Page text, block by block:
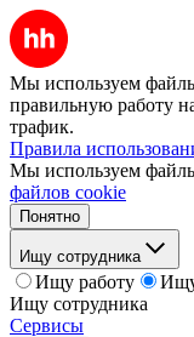
Мы используем
правильную работу
трафик.
Правила
Мы используем
файлов cookie
Понятно
Ищу сотрудника
Ищу работу
Ищу сотрудника
Сервисы